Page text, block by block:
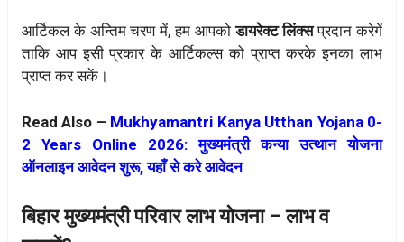
आर्टिकल के अन्तिम चरण में, हम आपकोडायरेक्ट लिंक्सप्रदान करेगें
ताकि आप इसी प्रकार के आर्टिकल्स को प्राप्त करके इनका लाभ
प्राप्त कर सकें।
Read Also – Mukhyamantri Kanya Utthan Yojana 0-
2 Years Online 2026: मुख्यमंत्री कन्या उत्थान योजना
ऑनलाइन आवेदन शुरू, यहाँ से करे आवेदन
बिहार मुख्यमंत्री परिवार लाभ योजना – लाभ व